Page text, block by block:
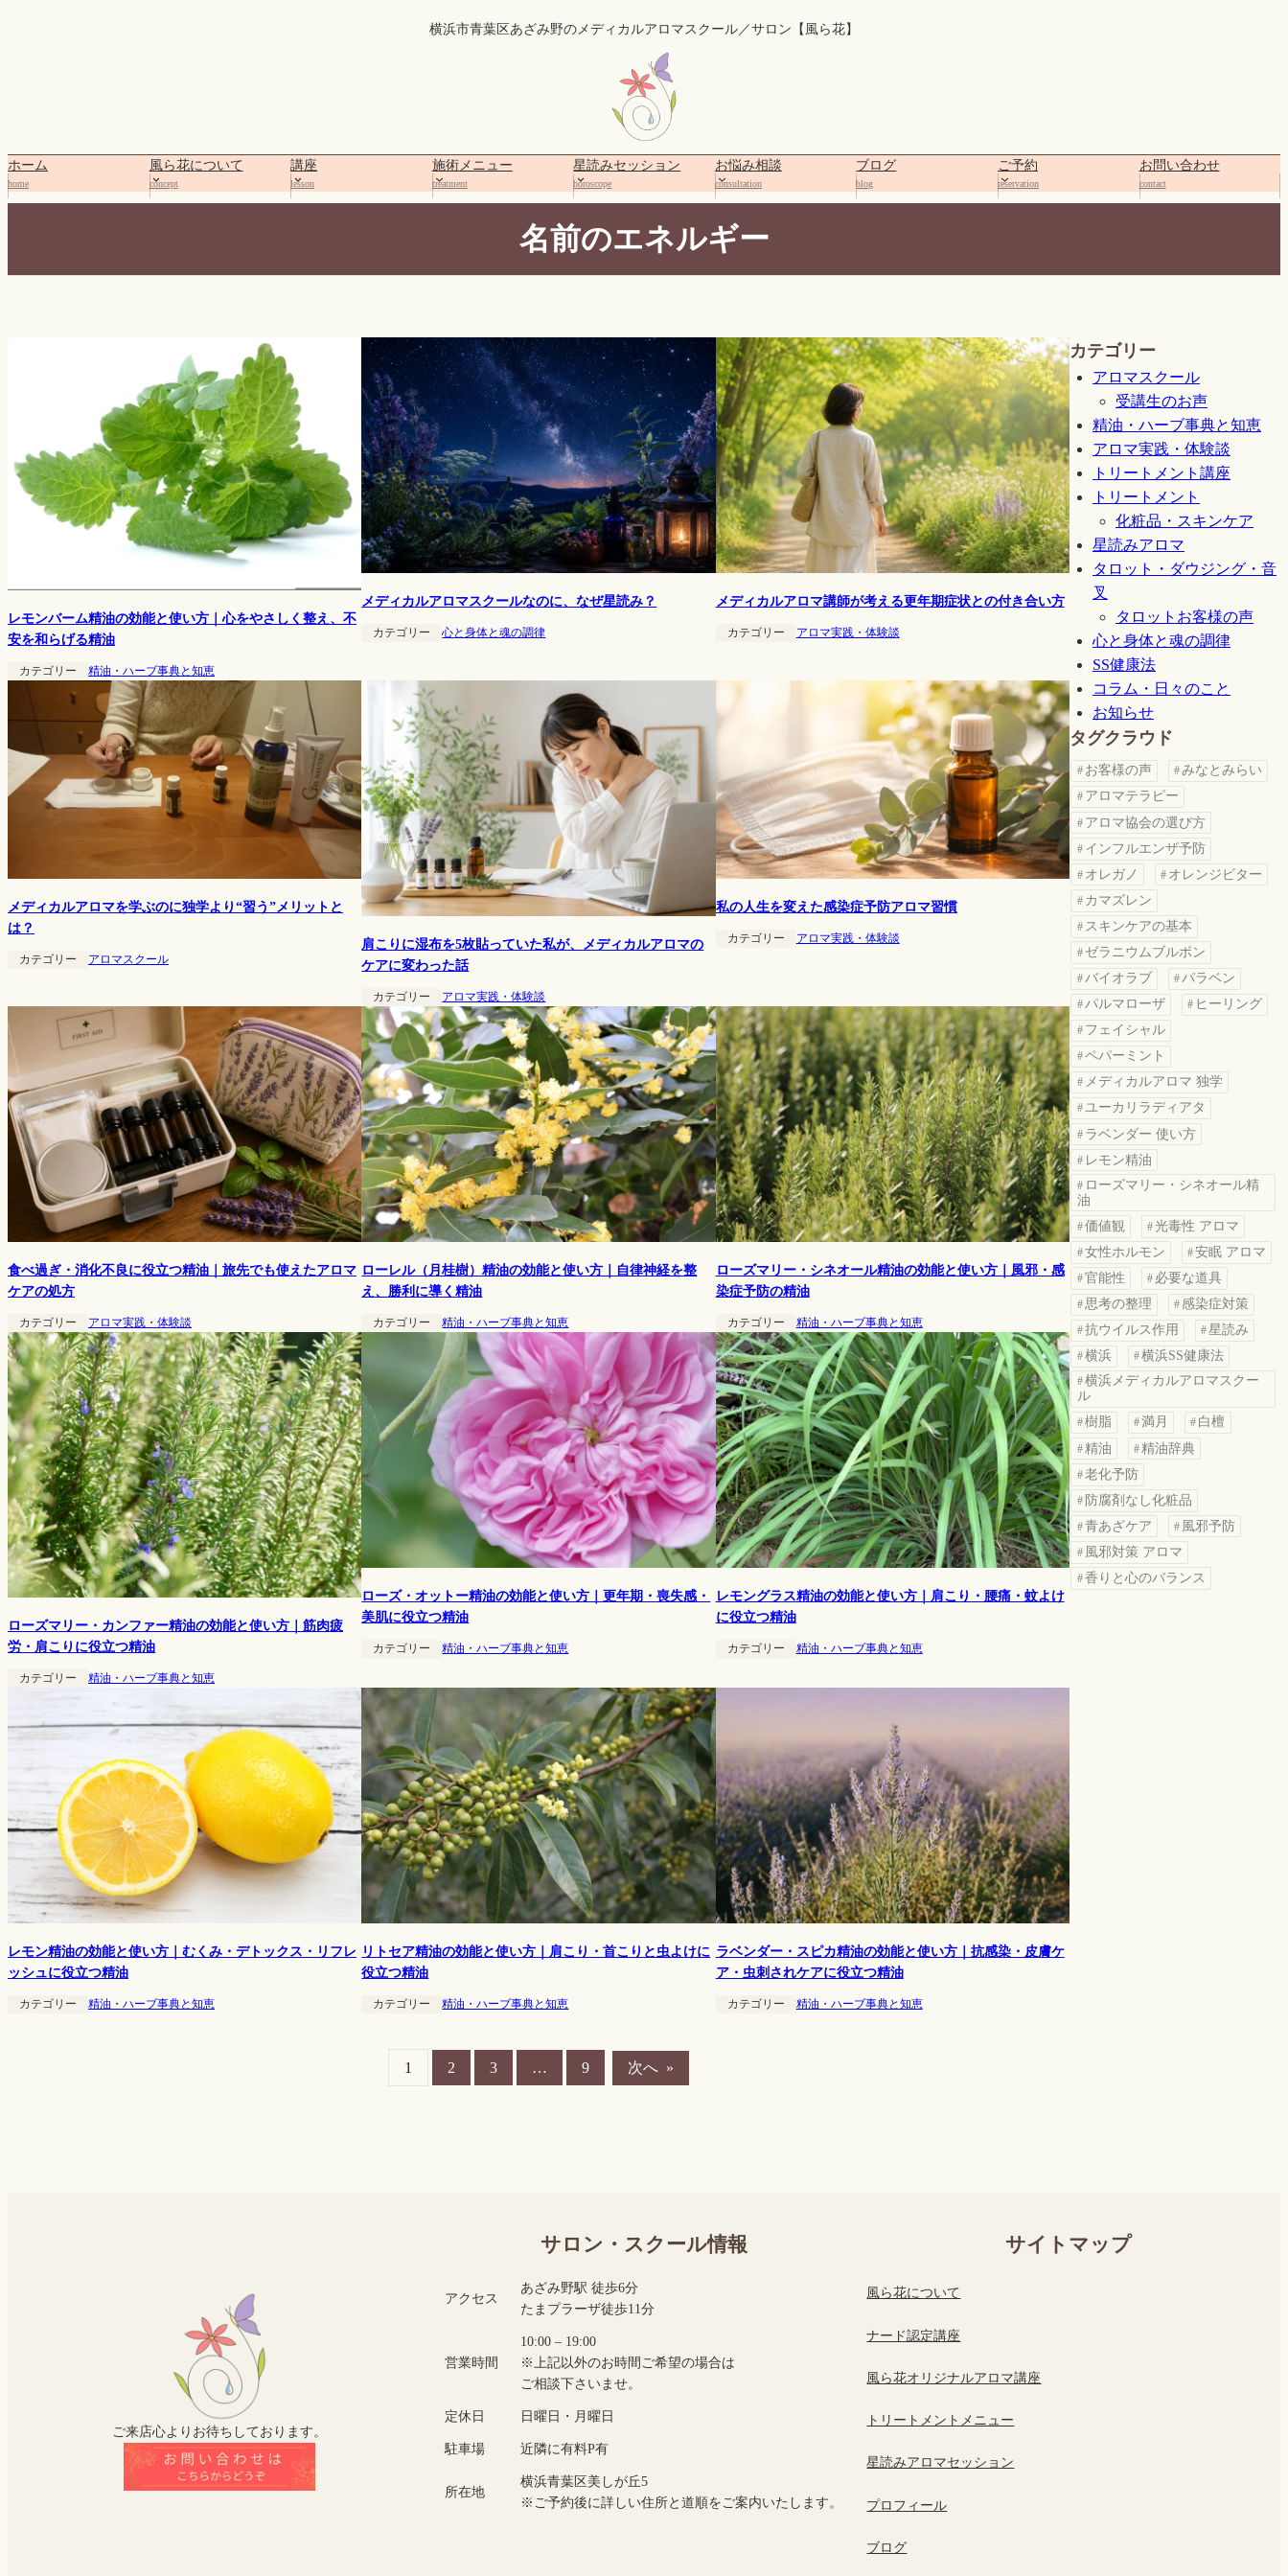
プ
横浜市青葉区あざみ野のメディカルアロマスクール／サロン【風ら花】
ホーム
home
風ら花について
concept
講座
lesson
施術メニュー
treatment
星読みセッション
horoscope
お悩み相談
consultation
ブログ
blog
ご予約
reservation
お問い合わせ
contact
名前のエネルギー
レモンバーム精油の効能と使い方｜心をやさしく整え、不
安を和らげる精油
カテゴリー 精油・ハーブ事典と知恵
メディカルアロマスクールなのに、なぜ星読み？
カテゴリー 心と身体と魂の調律
メディカルアロマ講師が考える更年期症状との付き合い方
カテゴリー アロマ実践・体験談
メディカルアロマを学ぶのに独学より“習う”メリットと
は？
カテゴリー アロマスクール
肩こりに湿布を5枚貼っていた私が、メディカルアロマの
ケアに変わった話
カテゴリー アロマ実践・体験談
私の人生を変えた感染症予防アロマ習慣
カテゴリー アロマ実践・体験談
食べ過ぎ・消化不良に役立つ精油｜旅先でも使えたアロマ
ケアの処方
カテゴリー アロマ実践・体験談
ローレル（月桂樹）精油の効能と使い方｜自律神経を整
え、勝利に導く精油
カテゴリー 精油・ハーブ事典と知恵
ローズマリー・シネオール精油の効能と使い方｜風邪・感
染症予防の精油
カテゴリー 精油・ハーブ事典と知恵
ローズマリー・カンファー精油の効能と使い方｜筋肉疲
労・肩こりに役立つ精油
カテゴリー 精油・ハーブ事典と知恵
ローズ・オットー精油の効能と使い方｜更年期・喪失感・
美肌に役立つ精油
カテゴリー 精油・ハーブ事典と知恵
レモングラス精油の効能と使い方｜肩こり・腰痛・蚊よけ
に役立つ精油
カテゴリー 精油・ハーブ事典と知恵
レモン精油の効能と使い方｜むくみ・デトックス・リフレ
ッシュに役立つ精油
カテゴリー 精油・ハーブ事典と知恵
リトセア精油の効能と使い方｜肩こり・首こりと虫よけに
役立つ精油
カテゴリー 精油・ハーブ事典と知恵
ラベンダー・スピカ精油の効能と使い方｜抗感染・皮膚ケ
ア・虫刺されケアに役立つ精油
カテゴリー 精油・ハーブ事典と知恵
1 2 3 … 9 次へ »
カテゴリー
アロマスクール
受講生のお声
精油・ハーブ事典と知恵
アロマ実践・体験談
トリートメント講座
トリートメント
化粧品・スキンケア
星読みアロマ
タロット・ダウジング・音
叉
タロットお客様の声
心と身体と魂の調律
SS健康法
コラム・日々のこと
お知らせ
タグクラウド
お客様の声
みなとみらい
アロマテラピー
アロマ協会の選び方
インフルエンザ予防
オレガノ
オレンジビター
カマズレン
スキンケアの基本
ゼラニウムブルボン
バイオラブ
パラベン
パルマローザ
ヒーリング
フェイシャル
ペパーミント
メディカルアロマ 独学
ユーカリラディアタ
ラベンダー 使い方
レモン精油
ローズマリー・シネオール精
油
価値観
光毒性 アロマ
女性ホルモン
安眠 アロマ
官能性
必要な道具
思考の整理
感染症対策
抗ウイルス作用
星読み
横浜
横浜SS健康法
横浜メディカルアロマスクー
ル
樹脂
満月
白檀
精油
精油辞典
老化予防
防腐剤なし化粧品
青あざケア
風邪予防
風邪対策 アロマ
香りと心のバランス
ご来店心よりお待ちしております。
サロン・スクール情報
アクセス
あざみ野駅 徒歩6分
たまプラーザ徒歩11分
営業時間
10:00 – 19:00
※上記以外のお時間ご希望の場合は
ご相談下さいませ。
定休日 日曜日・月曜日
駐車場 近隣に有料P有
所在地
横浜青葉区美しが丘5
※ご予約後に詳しい住所と道順をご案内いたします。
サイトマップ
風ら花について
ナード認定講座
風ら花オリジナルアロマ講座
トリートメントメニュー
星読みアロマセッション
プロフィール
ブログ